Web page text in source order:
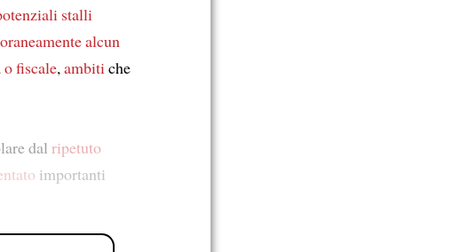
stalli
alcun
fiscale,ambitiche
dal ripetuto
importanti